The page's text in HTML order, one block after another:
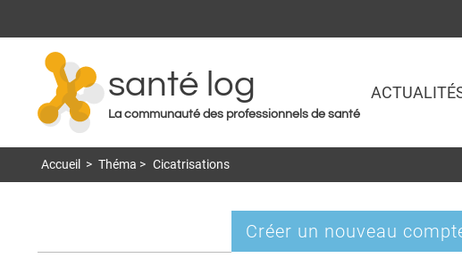
santé log
La communauté des professionnels de santé
Accueil > Théma > Cicatrisations
Créer un nouveau